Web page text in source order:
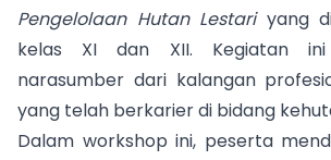
Pengelolaan Hutan Lestariyang
kelas XI dan XII. Kegiatan ini
narasumber dari kalangan
yang telah berkarier di bidang
Dalam workshop ini, peserta